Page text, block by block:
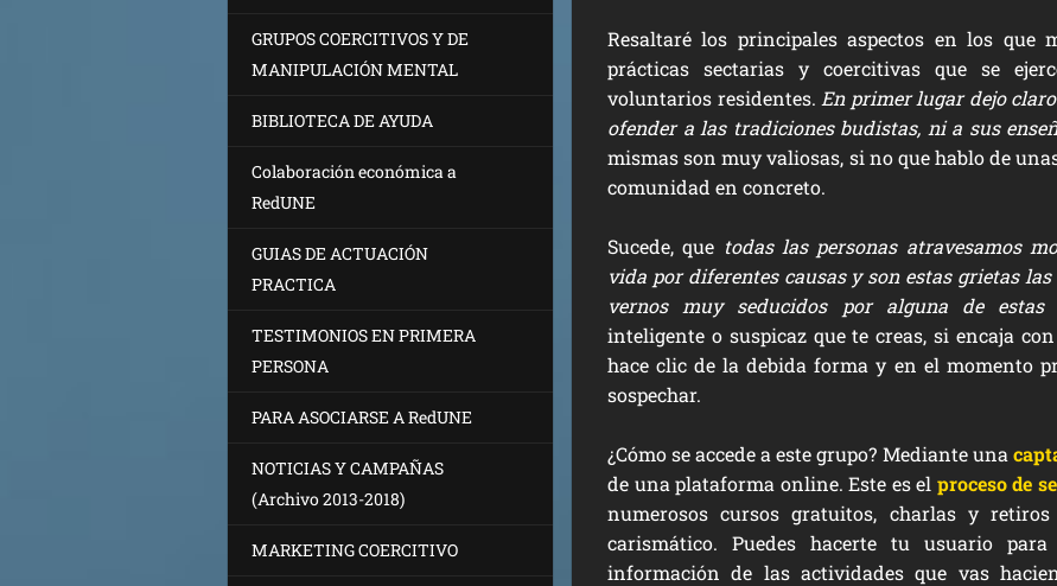
GRUPOS COERCITIVOS Y DE
MANIPULACIÓN MENTAL
BIBLIOTECA DE AYUDA
Colaboración económica a
RedUNE
GUIAS DE ACTUACIÓN
PRACTICA
TESTIMONIOS EN PRIMERA
PERSONA
PARA ASOCIARSE A RedUNE
NOTICIAS Y CAMPAÑAS
(Archivo 2013-2018)
MARKETING COERCITIVO
Resaltaré los principales aspectos en los que
prácticas sectarias y coercitivas que se
voluntarios residentes. En primer lugar dejo
ofender a las tradiciones budistas, ni a sus
mismas son muy valiosas, si no que hablo de
comunidad en concreto.
Sucede, que todas las personas atravesamos
vida por diferentes causas y son estas grietas
vernos muy seducidos por alguna de estas
inteligente o suspicaz que te creas, si encaja
hace clic de la debida forma y en el momento
sospechar.
¿Cómo se accede a este grupo? Mediante una
de una plataforma online. Este es el proceso de
numerosos cursos gratuitos, charlas y
carismático. Puedes hacerte tu usuario
información de las actividades que vas